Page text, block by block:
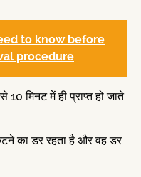
to know before
procedure
मिनट में ही प्राप्त हो जाते
का डर रहता है और वह डर